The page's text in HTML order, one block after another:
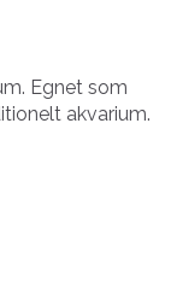
Egnet som
akvarium.